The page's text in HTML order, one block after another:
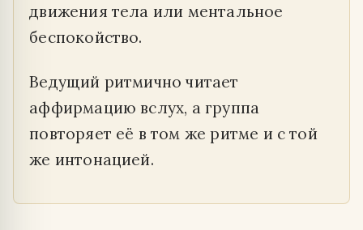
движения тела или ментальное
беспокойство.
Ведущий ритмично читает
аффирмацию вслух, а группа
повторяет её в том же ритме и с той
же интонацией.